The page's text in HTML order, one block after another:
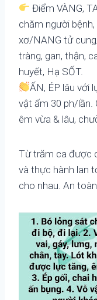
Điểm VÀNG,
chăm người
xơ/NANG tử
tràng, gan, thận,
huyết, Hạ SỐT.
ẤN, ÉP lâu với
vật ấm 30 ph/lần.
êm vừa & lâu,
Từ trăm ca được
và thực hành lan
cho nhau. An